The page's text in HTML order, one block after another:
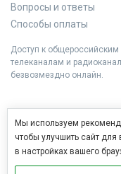
Вопросы и ответы
Способы оплаты
Доступ к
телеканалам и
безвозмездно онлайн.
Мы используем
чтобы улучшить сайт
в настройках вашего